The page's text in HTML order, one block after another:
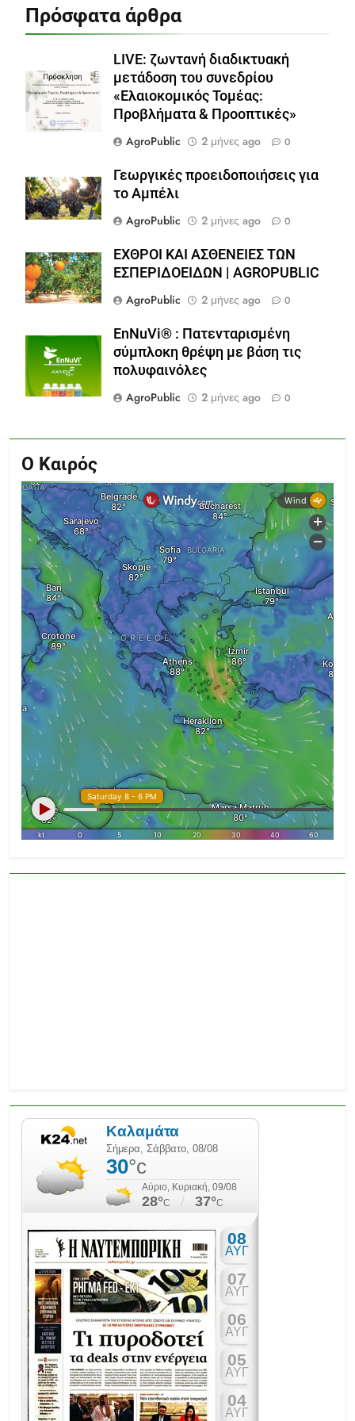
Πρόσφατα άρθρα
LIVE: ζωντανή διαδικτυακή
μετάδοση του συνεδρίου
«Ελαιοκομικός Τομέας:
Προβλήματα & Προοπτικές»
AgroPublic
2 μήνες ago 0
Γεωργικές προειδοποιήσεις για
το Αμπέλι
AgroPublic
2 μήνες ago 0
ΕΧΘΡΟΙ ΚΑΙ ΑΣΘΕΝΕΙΕΣ ΤΩΝ
ΕΣΠΕΡΙΔΟΕΙΔΩΝ | AGROPUBLIC
AgroPublic
2 μήνες ago 0
EnNuVi® : Πατενταρισμένη
σύμπλοκη θρέψη με βάση τις
πολυφαινόλες
AgroPublic
2 μήνες ago 0
Ο Καιρός